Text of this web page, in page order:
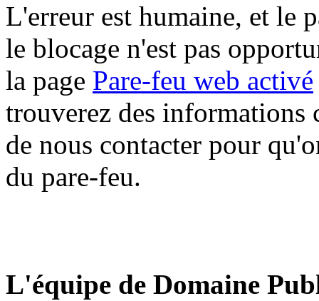
L'erreur est humaine, et le
le blocage n'est pas
la page Pare-feu web activé
trouverez des informations
de nous contacter pour
du pare-feu.
L'équipe de Domaine